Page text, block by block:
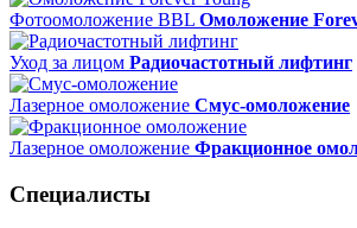
Фотоомоложение BBL Омоложение
Уход за лицом Радиочастотный лифтинг
Лазерное омоложение Смус-омоложение
Лазерное омоложение Фракционное
Специалисты